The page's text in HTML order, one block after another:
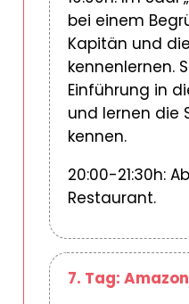
bei einem
Kapitän und
kennenlernen.
Einführung in
und lernen die
kennen.
20:00-21:30h:
Restaurant.
7. Tag: